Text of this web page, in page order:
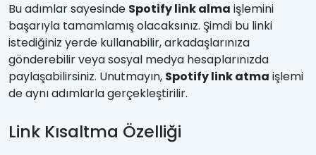
Bu adımlar sayesinde Spotify link alma işlemini
başarıyla tamamlamış olacaksınız. Şimdi bu linki
istediğiniz yerde kullanabilir, arkadaşlarınıza
gönderebilir veya sosyal medya hesaplarınızda
paylaşabilirsiniz. Unutmayın, Spotify link atma işlemi
de aynı adımlarla gerçekleştirilir.
Link Kısaltma Özelliği